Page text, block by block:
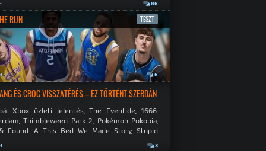
86
RUN TESZT
6
ÉS CROC VISSZATÉRÉS – EZ TÖRTÉNT SZERDÁN
Xbox üzleti jelentés, The Eventide, 1666:
Thimbleweed Park 2, Pokémon Pokopia,
Found: A This Bed We Made Story, Stupid
3